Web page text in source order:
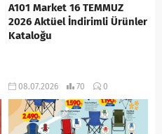
A101 Market 16 TEMMUZ
2026 Aktüel İndirimli Ürünler
Kataloğu
08.07.2026 70 0